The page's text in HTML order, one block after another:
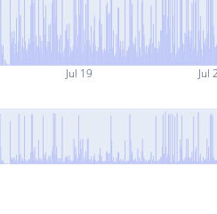
Jul 19 Jul